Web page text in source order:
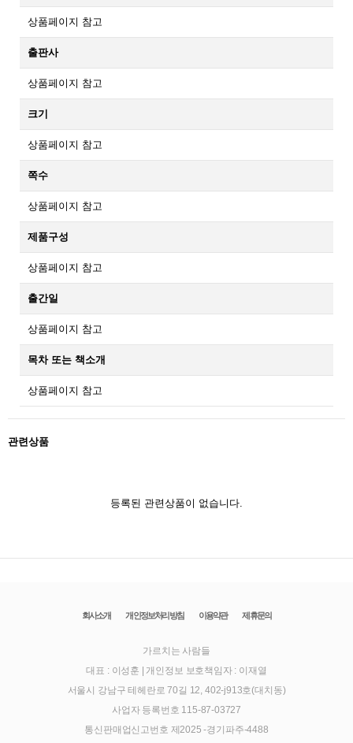
상품페이지 참고
출판사
상품페이지 참고
크기
상품페이지 참고
쪽수
상품페이지 참고
제품구성
상품페이지 참고
출간일
상품페이지 참고
목차 또는 책소개
상품페이지 참고
관련상품
등록된 관련상품이 없습니다.
회사소개 개인정보처리방침 이용약관 제휴문의
가르치는 사람들
대표 : 이성훈
개인정보 보호책임자 : 이재열
서울시 강남구 테헤란로 70길 12, 402-j913호(대치동)
사업자 등록번호 115-87-03727
통신판매업신고번호 제2025 -경기파주-4488